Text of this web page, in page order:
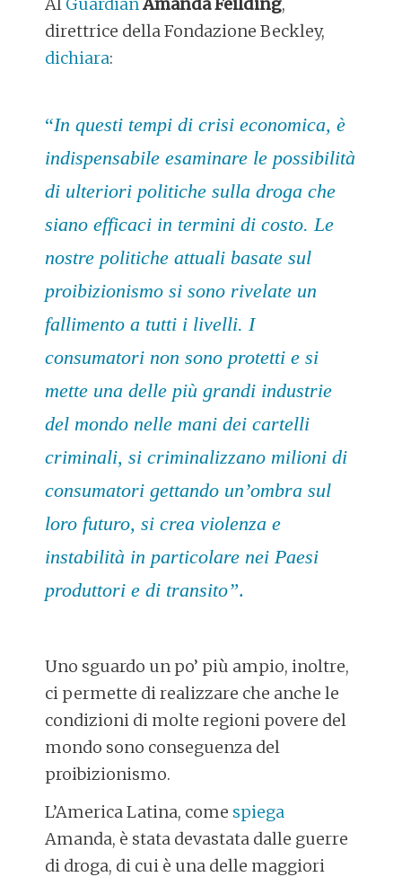
direttrice della Fondazione Beckley,
dichiara:
“In questi tempi di crisi economica, è
indispensabile esaminare le possibilità
di ulteriori politiche sulla droga che
siano efficaci in termini di costo. Le
nostre politiche attuali basate sul
proibizionismo si sono rivelate un
fallimento a tutti i livelli. I
consumatori non sono protetti e si
mette una delle più grandi industrie
del mondo nelle mani dei cartelli
criminali, si criminalizzano milioni di
consumatori gettando un’ombra sul
loro futuro, si crea violenza e
instabilità in particolare nei Paesi
produttori e di transito”.
Uno sguardo un po’ più ampio, inoltre,
ci permette di realizzare che anche le
condizioni di molte regioni povere del
mondo sono conseguenza del
proibizionismo.
L’America Latina, come spiega
Amanda, è stata devastata dalle guerre
di droga, di cui è una delle maggiori